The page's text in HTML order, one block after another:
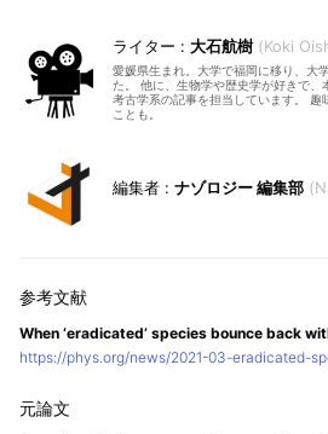
大石航樹 Koki
愛媛県生まれ。大学で福岡に移り、大
た。 他に、生物学や歴史学が好きで、
考古学系の記事を担当しています。
ことも。
ナゾロジー 編集部
When ‘eradicated’ species bounce back
https://phys.org/news/2021-03-eradicated-